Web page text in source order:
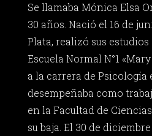
Se llamaba Mónica Elsa
30 años. Nació el 16 de
Plata, realizó sus
Escuela Normal N°1
a la carrera de Psicología
desempeñaba como
en la Facultad de
su baja. El 30 de